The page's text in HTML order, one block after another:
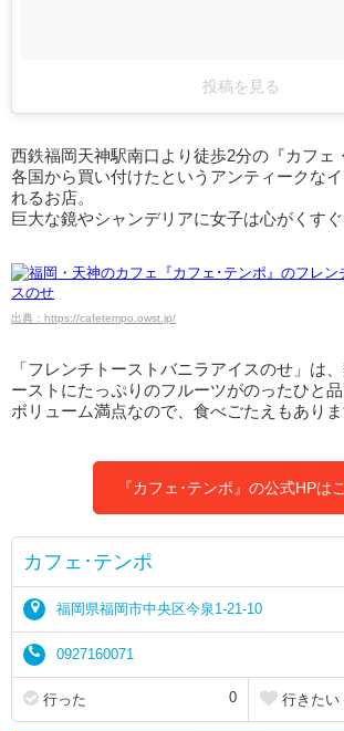
投稿を見る
西鉄福岡天神駅南口より徒歩2分の『カフェ
各国から買い付けたというアンティークな
れるお店。
巨大な鏡やシャンデリアに女子は心がくすぐ
出典：https://cafetempo.owst.jp/
「フレンチトーストバニラアイスのせ」は
ーストにたっぷりのフルーツがのったひと品
ボリューム満点なので、食べごたえもありま
『カフェ･テンポ』の公式HPは
カフェ･テンポ
福岡県福岡市中央区今泉1-21-10
0927160071
行った 0 行きたい